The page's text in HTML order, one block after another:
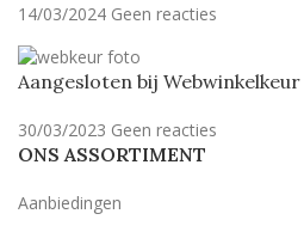
14/03/2024 Geen reacties
Aangesloten bij Webwinkelkeur
30/03/2023 Geen reacties
ONS ASSORTIMENT
Aanbiedingen